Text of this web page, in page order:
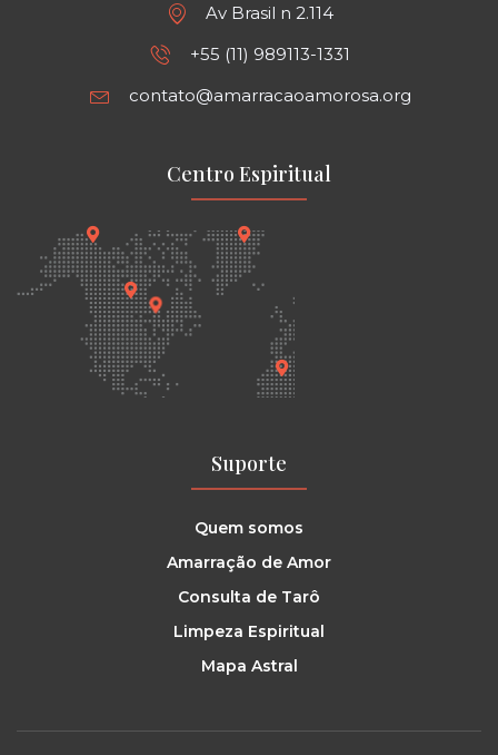
Av Brasil n 2.114
+55 (11) 989113-1331
contato@amarracaoamorosa.org
Centro Espiritual
Suporte
Quem somos
Amarração de Amor
Consulta de Tarô
Limpeza Espiritual
Mapa Astral